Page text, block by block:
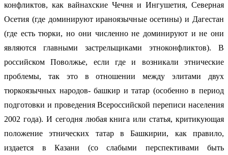
конфликтов, как вайнахские Чечня и Ингушетия, Северная
Осетия (где доминируют ираноязычные осетины) и Дагестан
(где есть тюрки, но они численно не доминируют и не они
являются главными застрельщиками этноконфликтов). В
российском Поволжье, если где и возникали этнические
проблемы, так это в отношении между элитами двух
тюркоязычных народов- башкир и татар (особенно в период
подготовки и проведения Всероссийской переписи населения
2002 года). И сегодня любая книга или статья, критикующая
положение этнических татар в Башкирии, как правило,
издается в Казани (со слабыми перспективами быть